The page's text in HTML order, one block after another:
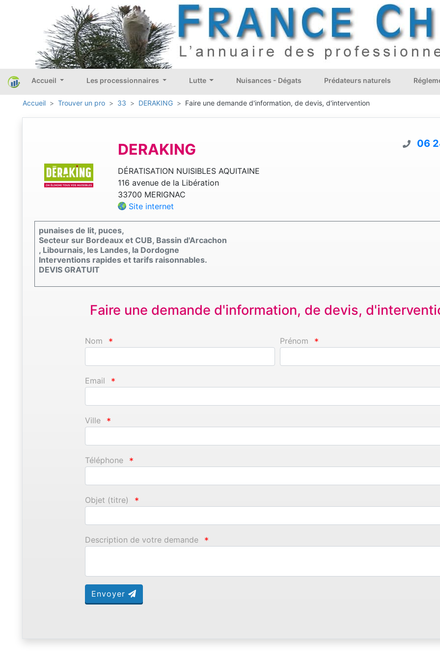
Accueil Les processionnaires Lutte Nuisances - Dégats Prédateurs naturels
Accueil Trouver un pro 33 DERAKING Faire une demande d'information, de devis, d'intervention
DERAKING
DÉRATISATION NUISIBLES AQUITAINE
116 avenue de la Libération
33700 MERIGNAC
Site internet
06
punaises de lit, puces,
Secteur sur Bordeaux et CUB, Bassin d'Arcachon
, Libournais, les Landes, la Dordogne
Interventions rapides et tarifs raisonnables.
DEVIS GRATUIT
Faire une demande d'information, de devis,
Nom * Prénom *
Email *
Ville *
Téléphone *
Objet (titre) *
Description de votre demande *
Envoyer